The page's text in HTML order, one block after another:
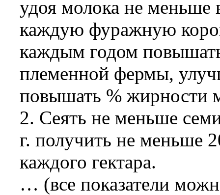
удоя молока не меньше
каждую фуражную
каждым годом
племенной фермы,
повышать % жирности
2. Сеять не меньше
г. получить не меньше
каждого гектара.
… (все показатели